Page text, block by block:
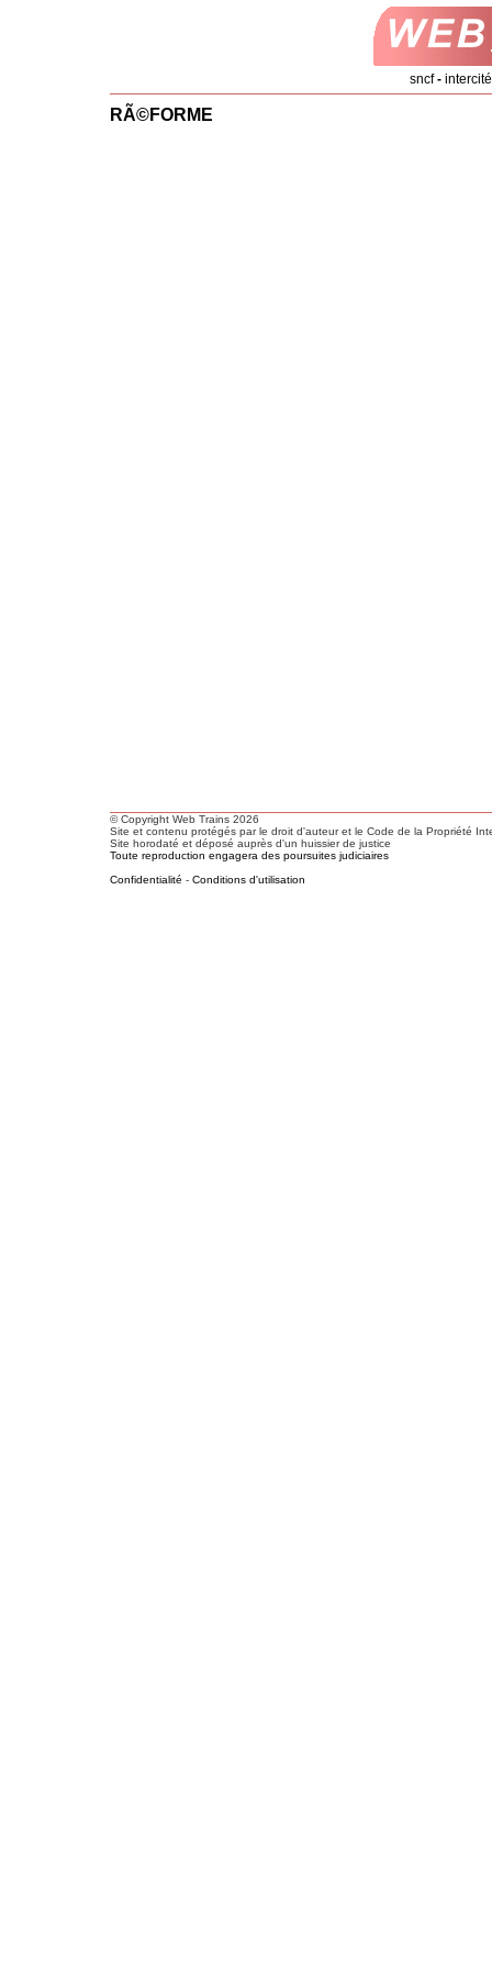
sncf-
RÃ©FORME
© Copyright Web Trains 2026
Site et contenu protégés par le droit d'auteur et le Code de la Propriété
Site horodaté et déposé auprès d'un huissier de justice
Toute reproduction engagera des poursuites judiciaires
Confidentialité - Conditions d'utilisation